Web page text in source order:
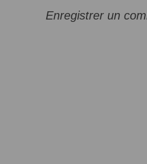
Enregistrer un